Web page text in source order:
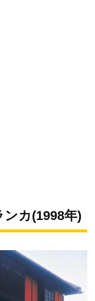
カ(1998年)